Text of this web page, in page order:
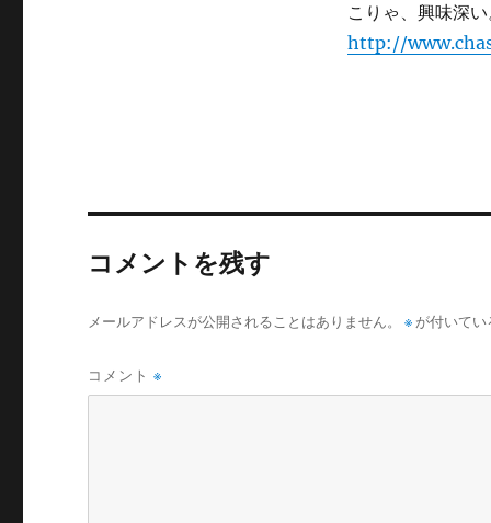
こりゃ、興味深
http://
コメントを残す
メールアドレスが公開されることはありません。 ※ が付いて
コメント※